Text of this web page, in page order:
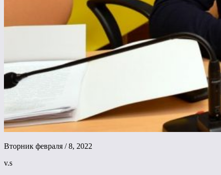
Вторник февраля / 8, 2022
v.s